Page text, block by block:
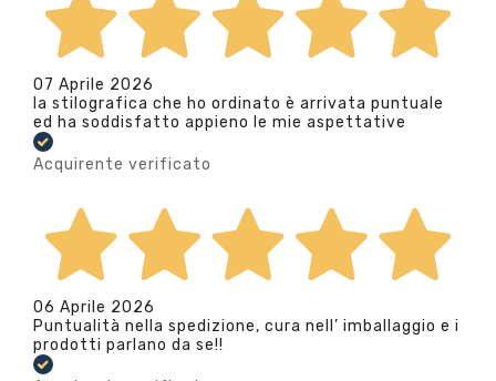
07 Aprile 2026
la stilografica che ho ordinato è arrivata puntuale
ed ha soddisfatto appieno le mie aspettative
Acquirente verificato
06 Aprile 2026
Puntualità nella spedizione, cura nell’ imballaggio e i
prodotti parlano da se!!